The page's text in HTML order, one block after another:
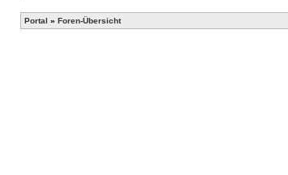
Portal » Foren-Übersicht